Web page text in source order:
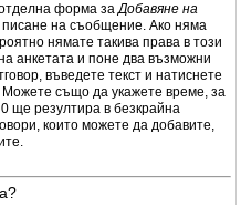
отделна форма заДобавяне на
на съобщение. Ако няма
нямате такива права в този
анкетата и поне два възможни
въведете текст и натиснете
Можете също да укажете време, за
ще резултира в безкрайна
които можете да добавите,